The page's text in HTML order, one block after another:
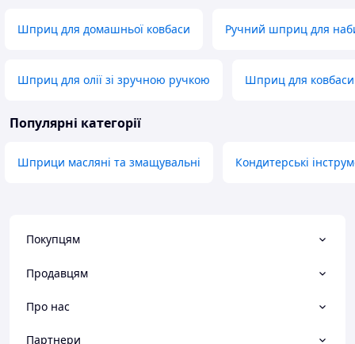
Шприц для домашньої ковбаси Ручний шприц для
Шприц для олії зі зручною ручкою Шприц для
Популярні категорії
Шприци масляні та змащувальні Кондитерські
Покупцям
Продавцям
Про нас
Партнери